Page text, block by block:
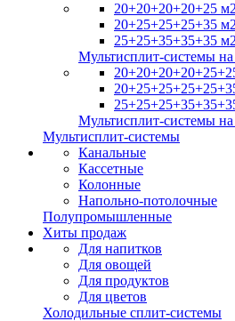
20+20+20+20+25 м2
20+25+25+25+35 м2
25+25+35+35+35 м2
Мультисплит-системы
Мультисплит-системы
Мультисплит-системы
Канальные
Кассетные
Колонные
Напольно-потолочные
Полупромышленные
Хиты продаж
Для напитков
Для овощей
Для продуктов
Для цветов
Холодильные сплит-системы